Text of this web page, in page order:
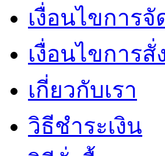
เงื่อนไขการจั
เงื่อนไขการสั่
เกี่ยวกับเรา
วิธีชำระเงิน